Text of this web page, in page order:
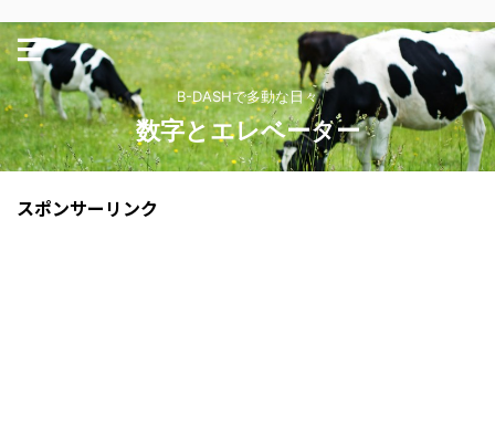
B-DASHで多動な日々
数字とエレベーター
スポンサーリンク